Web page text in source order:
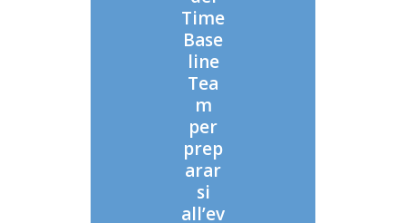
Time
Base
line
Tea
m
per
prep
arar
si
all’ev